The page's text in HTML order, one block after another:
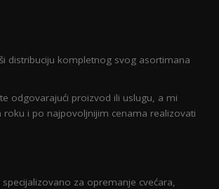
distribuciju kompletnog svog asortimana
odgovarajući proizvod ili uslugu, a mi
roku i po najpovoljnijim cenama realizovati
specijalizovano za opremanje cvećara,